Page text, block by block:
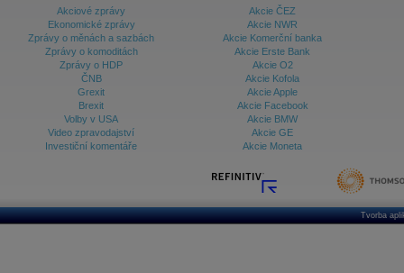
Akciové zprávy
Ekonomické zprávy
Zprávy o měnách a sazbách
Zprávy o komoditách
Zprávy o HDP
ČNB
Grexit
Brexit
Volby v USA
Video zpravodajství
Investiční komentáře
Akcie ČEZ
Akcie NWR
Akcie Komerční banka
Akcie Erste Bank
Akcie O2
Akcie Kofola
Akcie Apple
Akcie Facebook
Akcie BMW
Akcie GE
Akcie Moneta
Tvorba